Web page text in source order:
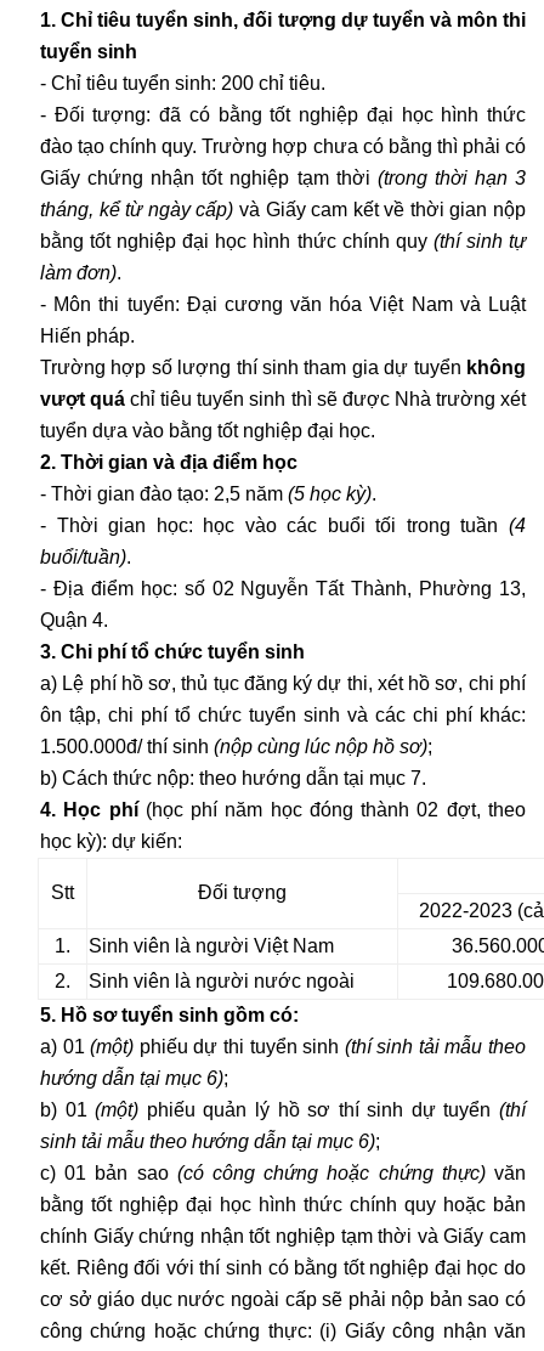
1. Chỉ tiêu tuyển sinh, đối tượng dự tuyển và môn thi
tuyển sinh
- Chỉ tiêu tuyển sinh: 200 chỉ tiêu.
- Đối tượng: đã có bằng tốt nghiệp đại học hình thức
đào tạo chính quy. Trường hợp chưa có bằng thì phải có
Giấy chứng nhận tốt nghiệp tạm thời (trong thời hạn 3
tháng, kể từ ngày cấp) và Giấy cam kết về thời gian nộp
bằng tốt nghiệp đại học hình thức chính quy (thí sinh tự
làm đơn).
- Môn thi tuyển: Đại cương văn hóa Việt Nam và Luật
Hiến pháp.
Trường hợp số lượng thí sinh tham gia dự tuyển không
vượt quá chỉ tiêu tuyển sinh thì sẽ được Nhà trường xét
tuyển dựa vào bằng tốt nghiệp đại học.
2. Thời gian và địa điểm học
- Thời gian đào tạo: 2,5 năm (5 học kỳ).
- Thời gian học: học vào các buổi tối trong tuần (4
buổi/tuần).
- Địa điểm học: số 02 Nguyễn Tất Thành, Phường 13,
Quận 4.
3. Chi phí tổ chức tuyển sinh
a) Lệ phí hồ sơ, thủ tục đăng ký dự thi, xét hồ sơ, chi phí
ôn tập, chi phí tổ chức tuyển sinh và các chi phí khác:
1.500.000đ/ thí sinh (nộp cùng lúc nộp hồ sơ);
b) Cách thức nộp: theo hướng dẫn tại mục 7.
4. Học phí(học phí năm học đóng thành 02 đợt, theo
học kỳ): dự kiến:
Stt
Đối tượng
2022-2023
1.
Sinh viên là người Việt Nam
2.
Sinh viên là người nước ngoài
5. Hồ sơ tuyển sinh gồm có:
a) 01(một) phiếu dự thi tuyển sinh (thí sinh tải mẫu theo
hướng dẫn tại mục 6);
b) 01(một) phiếu quản lý hồ sơ thí sinh dự tuyển(thí
sinh tải mẫu theo hướng dẫn tại mục 6);
c) 01 bản sao (có công chứng hoặc chứng thực)văn
bằng tốt nghiệp đại học hình thức chính quy hoặc bản
chính Giấy chứng nhận tốt nghiệp tạm thời và Giấy cam
kết. Riêng đối với thí sinh có bằng tốt nghiệp đại học do
cơ sở giáo dục nước ngoài cấp sẽ phải nộp bản sao có
công chứng hoặc chứng thực: (i) Giấy công nhận văn